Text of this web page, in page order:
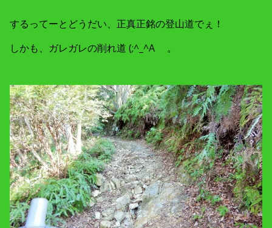
するってーとどうだい、正真正銘の登山道でぇ！
しかも、ガレガレの削れ道 (;^_^A 。